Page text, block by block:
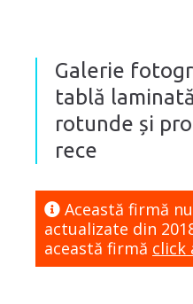
Galerie
tablă
rotunde și
rece
Această firmă
actualizate din
această firmă click